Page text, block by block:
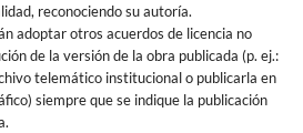
reconociendo su autoría.
adoptar otros acuerdos de licencia no
de la versión de la obra publicada (p. ej.:
telemático institucional o publicarla en
siempre que se indique la publicación